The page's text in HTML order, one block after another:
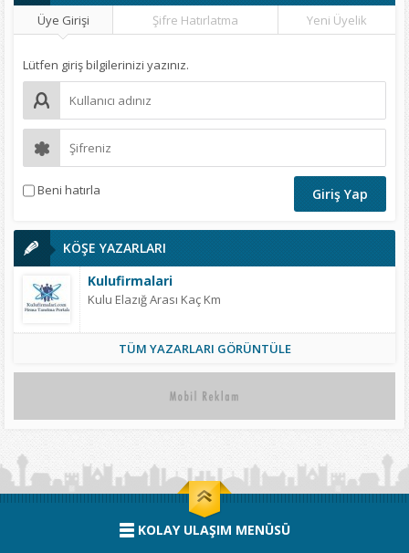
Üye Girişi Şifre Hatırlatma Yeni Üyelik
Lütfen giriş bilgilerinizi yazınız.
Beni hatırla
KÖŞE YAZARLARI
Kulufirmalari
Kulu Elazığ Arası Kaç Km
TÜM YAZARLARI GÖRÜNTÜLE
KOLAY ULAŞIM MENÜSÜ